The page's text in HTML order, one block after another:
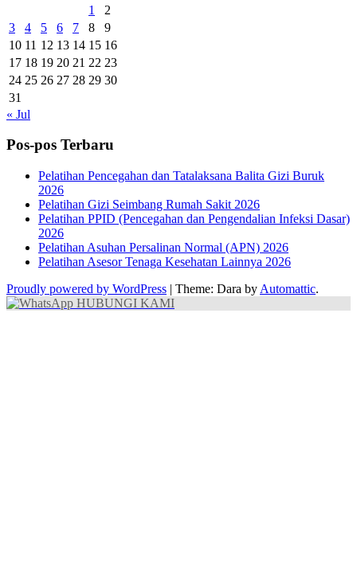
1
2
3
4 5 6 7 8
9
10 11 12 13 14 15 16
17 18 19 20 21 22 23
24 25 26 27 28 29 30
31
« Jul
Pos-pos Terbaru
Pelatihan Pencegahan dan Tatalaksana Balita Gizi Buruk
2026
Pelatihan Gizi Seimbang Rumah Sakit 2026
Pelatihan PPID (Pencegahan dan Pengendalian Infeksi Dasar)
2026
Pelatihan Asuhan Persalinan Normal (APN) 2026
Pelatihan Asesor Tenaga Kesehatan Lainnya 2026
Proudly powered by WordPress | Theme: Dara by Automattic.
HUBUNGI KAMI